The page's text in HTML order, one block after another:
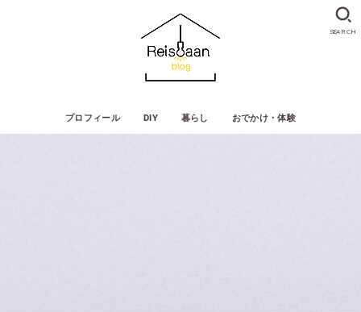
プロフィール DIY 暮らし おでかけ・体験
SEARCH